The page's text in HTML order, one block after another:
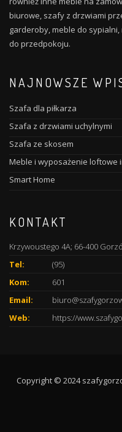
biurowe, szafy z drzwiami
garderoby, meble do
do przedpokoju.
NAJNOWSZE
Szafa dla piłkarza
Szafa z drzwiami uchylnymi
Szafa ze skosem
Meble i wyposażenie loftowe
Smart Home
KONTAKT
Krzywoustego 4A; 66-400
Tel:
(95)
Kom:
601
Email:
Web:
https://
Copyright © 2024